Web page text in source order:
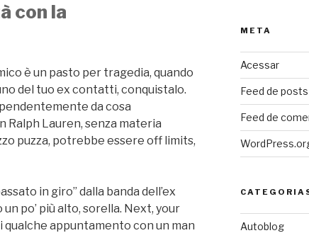
con la
è un pasto per tragedia, quando
del tuo ex contatti, conquistalo.
da cosa
Ralph Lauren, senza materia
puzza, potrebbe essere off limits,
in giro” dalla banda dell’ex
po’ più alto, sorella. Next, your
appuntamento con un man
META
Acessar
Feed de posts
Feed de
Autoblog